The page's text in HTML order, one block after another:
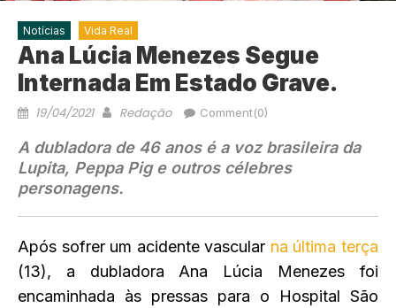
Notícias Vida Real
Ana Lúcia Menezes Segue
Internada Em Estado Grave.
19/04/2021 Redação Comment(0)
A dubladora de 46 anos é a voz brasileira da
Lupita, Peppa Pig e outros célebres
personagens.
Após sofrer um acidente vascular na última terça
(13), a dubladora Ana Lúcia Menezes foi
encaminhada às pressas para o Hospital São